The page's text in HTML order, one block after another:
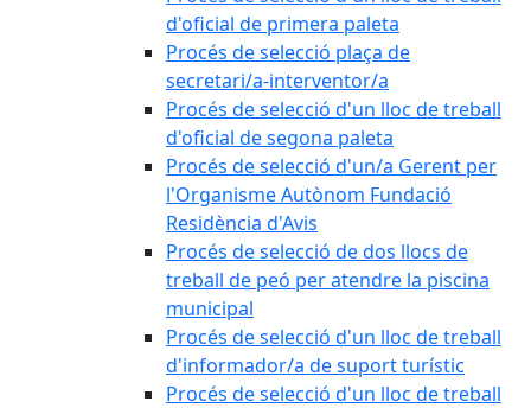
d'oficial de primera paleta
Procés de selecció plaça de
secretari/a-interventor/a
Procés de selecció d'un lloc de treball
d'oficial de segona paleta
Procés de selecció d'un/a Gerent per
l'Organisme Autònom Fundació
Residència d'Avis
Procés de selecció de dos llocs de
treball de peó per atendre la piscina
municipal
Procés de selecció d'un lloc de treball
d'informador/a de suport turístic
Procés de selecció d'un lloc de treball